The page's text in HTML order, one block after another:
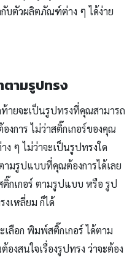
บตัวผลิตภัณฑ์ต่าง ๆ ได้ง่าย
ามรูปทรง
ายจะเป็นรูปทรงที่คุณสามารถ
งการ ไม่ว่าสติ๊กเกอร์ของคุณ
ๆ ไม่ว่าจะเป็นรูปทรงใด
ามรูปแบบที่คุณต้องการได้เลย
กเกอร์ ตามรูปแบบ หรือ รูป
เหลี่ยม ก็ได้
ลือก พิมพ์สติ๊กเกอร์ ได้ตาม
งสนใจเรื่องรูปทรง ว่าจะต้อง